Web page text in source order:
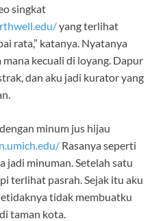
singkat
yang terlihat
rata,” katanya. Nyatanya
kecuali di loyang. Dapur
dan aku jadi kurator yang
minum jus hijau
Rasanya seperti
jadi minuman. Setelah satu
terlihat pasrah. Sejak itu aku
tidak membuatku
taman kota.